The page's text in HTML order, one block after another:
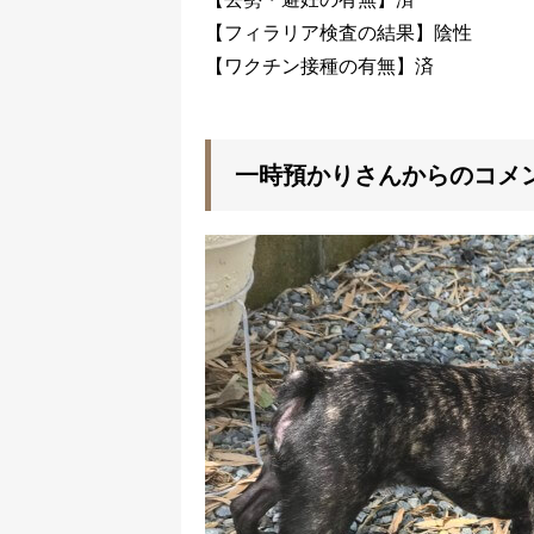
【フィラリア検査の結果】陰性
【ワクチン接種の有無】済
一時預かりさんからのコメ